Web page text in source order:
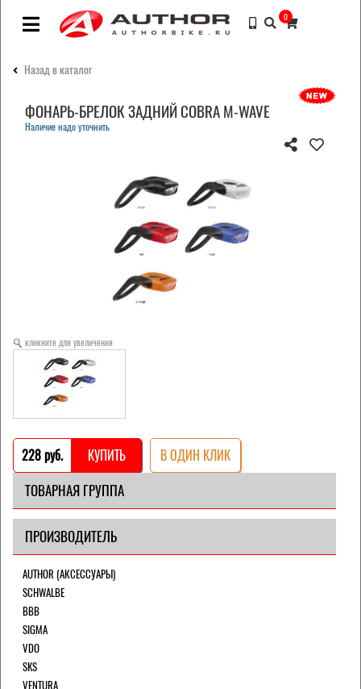
0
Назад в каталог
ФОНАРЬ-БРЕЛОК ЗАДНИЙ COBRA M-WAVE
Наличие надо уточнить
кликните для увеличения
228 pуб. КУПИТЬ В ОДИН КЛИК
ТОВАРНАЯ ГРУППА
ПРОИЗВОДИТЕЛЬ
AUTHOR (АКСЕССУАРЫ)
SCHWALBE
BBB
SIGMA
VDO
SKS
VENTURA